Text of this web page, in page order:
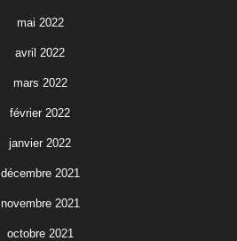
mai 2022
avril 2022
mars 2022
février 2022
janvier 2022
décembre 2021
novembre 2021
octobre 2021